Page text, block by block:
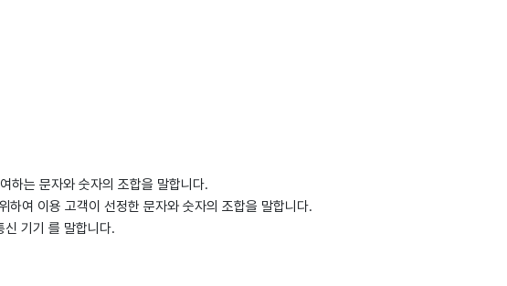
하는 문자와 숫자의 조합을 말합니다.
여 이용 고객이 선정한 문자와 숫자의 조합을 말합니다.
기기 를 말합니다.